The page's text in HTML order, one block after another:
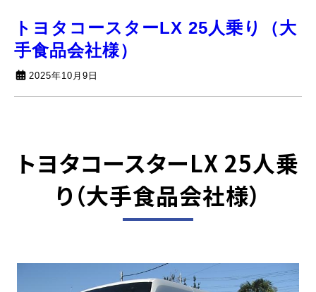
トヨタコースターLX 25人乗り（大
手食品会社様）
2025年10月9日
トヨタコースターLX 25人乗
り（大手食品会社様）